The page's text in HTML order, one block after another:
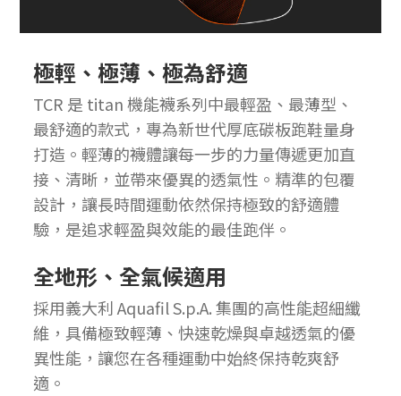
極輕、極薄、極為舒適
TCR 是 titan 機能襪系列中最輕盈、最薄型、
最舒適的款式，專為新世代厚底碳板跑鞋量身
打造。輕薄的襪體讓每一步的力量傳遞更加直
接、清晰，並帶來優異的透氣性。精準的包覆
設計，讓長時間運動依然保持極致的舒適體
驗，是追求輕盈與效能的最佳跑伴。
全地形、全氣候適用
採用義大利 Aquafil S.p.A. 集團的高性能超細纖
維，具備極致輕薄、快速乾燥與卓越透氣的優
異性能，讓您在各種運動中始終保持乾爽舒
適。